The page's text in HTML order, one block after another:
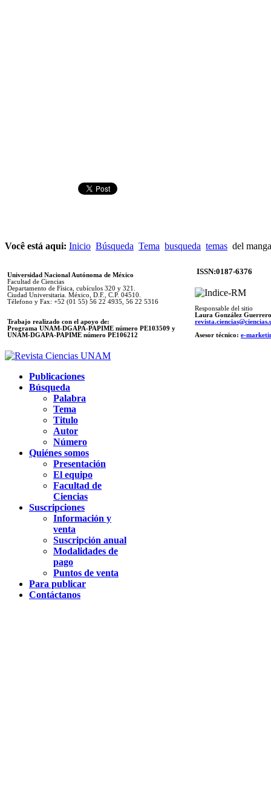
Você está aqui: Inicio Búsqueda Tema busqueda temas del manga
Universidad Nacional Autónoma de México
Facultad de Ciencias
Departamento de Física, cubículos 320 y 321.
Ciudad Universitaria. México, D.F., C.P. 04510.
Télefono y Fax: +52 (01 55) 56 22 4935, 56 22 5316
Trabajo realizado con el apoyo de:
Programa UNAM-DGAPA-PAPIME número PE103509 y
UNAM-DGAPA-PAPIME número PE106212
ISSN:0187-6376
Responsable del sitio
Laura González Guerrero
Asesor técnico: e-
Publicaciones
Búsqueda
Palabra
Tema
Titulo
Autor
Número
Quiénes somos
Presentación
El equipo
Facultad de
Ciencias
Suscripciones
Información y
venta
Suscripción anual
Modalidades de
pago
Puntos de venta
Para publicar
Contáctanos